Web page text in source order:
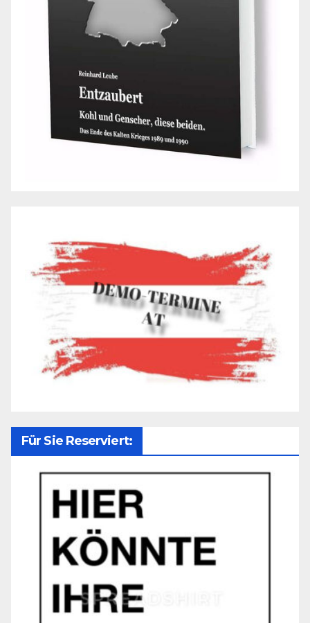
Für Sie Reserviert: